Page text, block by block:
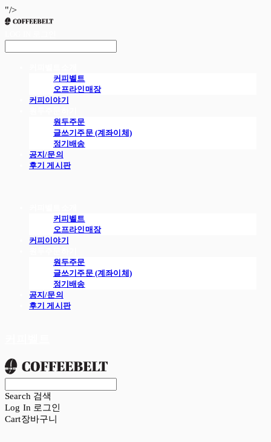
"/>
커피벨트
오프라인매장
커피이야기
원두주문
글쓰기주문 (계좌이체)
정기배송
공지/문의
후기 게시판
커피벨트
오프라인매장
커피이야기
원두주문
글쓰기주문 (계좌이체)
정기배송
공지/문의
후기 게시판
Search 검색
Log In 로그인
Cart장바구니